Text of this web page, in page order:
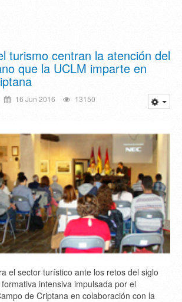
turismo centran la atención del
que la UCLM imparte en
16 Jun 2016 13150
el sector turístico ante los retos del siglo
formativa intensiva impulsada por el
de Criptana en colaboración con la